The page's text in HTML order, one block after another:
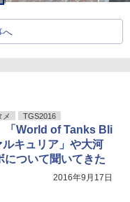
へ
メ TGS2016
World of Tanks Bli
キュリア」や大河
について聞いてきた
2016年9月17日